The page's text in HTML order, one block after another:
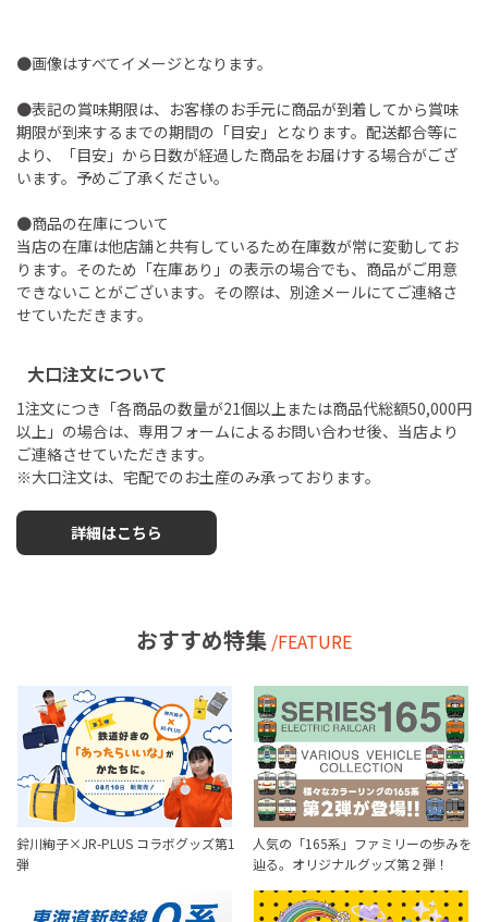
●画像はすべてイメージとなります。
●表記の賞味期限は、お客様のお手元に商品が到着してから賞味
期限が到来するまでの期間の「目安」となります。配送都合等に
より、「目安」から日数が経過した商品をお届けする場合がござ
います。予めご了承ください。
●商品の在庫について
当店の在庫は他店舗と共有しているため在庫数が常に変動してお
ります。そのため「在庫あり」の表示の場合でも、商品がご用意
できないことがございます。その際は、別途メールにてご連絡さ
せていただきます。
大口注文について
1注文につき「各商品の数量が21個以上または商品代総額50,000円
以上」の場合は、専用フォームによるお問い合わせ後、当店より
ご連絡させていただきます。
※大口注文は、宅配でのお土産のみ承っております。
詳細はこちら
おすすめ特集 /FEATURE
鈴川絢子×JR-PLUS コラボグッズ第1
弾
人気の「165系」ファミリーの歩みを
辿る。オリジナルグッズ第２弾！